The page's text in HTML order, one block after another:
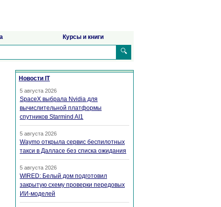
Курсы и книги
🔍
Новости IT
5 августа 2026
SpaceX выбрала Nvidia для
вычислительной платформы
спутников Starmind AI1
5 августа 2026
Waymo открыла сервис беспилотных
такси в Далласе без списка ожидания
5 августа 2026
WIRED: Белый дом подготовил
закрытую схему проверки передовых
ИИ-моделей